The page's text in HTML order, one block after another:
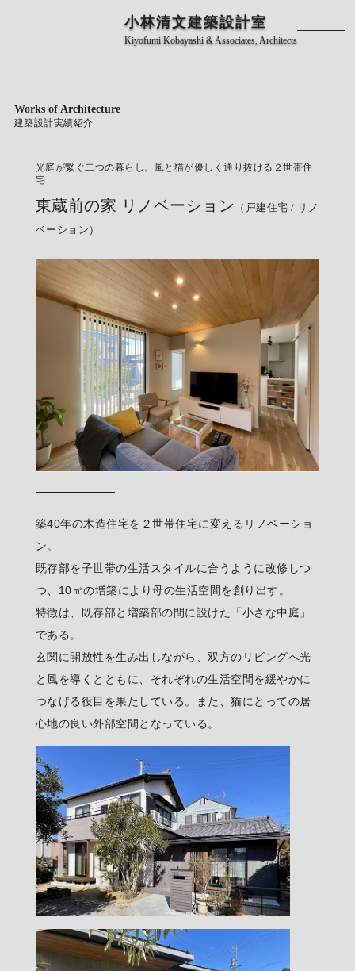
小林清文建築設計室
Kiyofumi Kobayashi & Associates, Architects
Works of Architecture
建築設計実績紹介
光庭が繋ぐ二つの暮らし。風と猫が優しく通り抜ける２世帯住
宅
東蔵前の家 リノベーション （戸建住宅 / リノ
ベーション）
築40年の木造住宅を２世帯住宅に変えるリノベーショ
ン。
既存部を子世帯の生活スタイルに合うように改修しつ
つ、10㎡の増築により母の生活空間を創り出す。
特徴は、既存部と増築部の間に設けた「小さな中庭」
である。
玄関に開放性を生み出しながら、双方のリビングへ光
と風を導くとともに、それぞれの生活空間を緩やかに
つなげる役目を果たしている。また、猫にとっての居
心地の良い外部空間となっている。